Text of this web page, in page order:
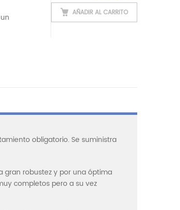
AÑADIR AL CARRITO
obligatorio. Se suministra
gran robustez y por una óptima
completos pero a su vez